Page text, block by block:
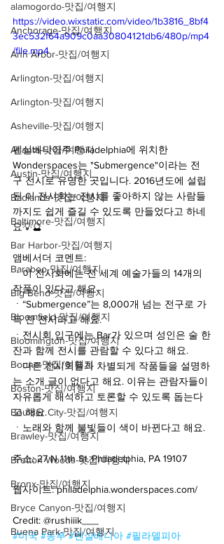
alamogordo-맛집/여행지
Anchorage-맛집/여행지
Ann Arbor-맛집/여행지
Arlington-맛집/여행지
Arlington-맛집/여행지
Asheville-맛집/여행지
Atlanta-맛집/여행지
Austin-맛집/여행지
Badlands-맛집/여행지
Baltimore-맛집/여행지
Bar Harbor-맛집/여행지
Baraboo-맛집/여행지
Big Bend-맛집/여행지
Bloomfield-맛집/여행지
Bloomington-맛집/여행지
Boone-맛집/여행지
Boston-맛집/여행지
Boulder City-맛집/여행지
Brawley-맛집/여행지
Bretton Woods-맛집/여행지
Bronx-맛집/여행지
Bryce Canyon-맛집/여행지
Buena Park-맛집/여행지
https://video.wixstatic.com/video/1b3816_8bf4
3ec532f64a909c0aa30804121db6/480p/mp4
/file.mp4
펜실베니아주 Philadelphia에 위치한
Wonderspaces는 "Submergence"이라는 전
구 전시로 유명한 곳입니다. 2016년도에 설립
된 이 전시회는 전시를 좋아하지 않는 사람들
까지도 쉽게 즐길 수 있도록 만들었다고 하네
요💡🔮
앰베서더 코멘트:
ㆍ이 전시회에는 전 세계 예술가들의 14개의
작품이 있다고 해요.
ㆍ“Submergence”는 8,000개 넘는 전구로 가
득 찬 전시라고 해요.
ㆍ전시회 입구에는 Bar가 있으며 성인은 술 한
잔과 함께 전시를 관람할 수 있다고 해요.
ㆍ다른 전시회들과 차별되게 작품들을 설명하
는 소개 글이 없다고 해요. 이유는 관람자들이
자유롭게 해석하고 토론할 수 있도록 돕는다
고 해요.
ㆍ노래와 함께 불빛들이 색이 바뀐다고 해요.
주소: 27 N 11th St, Philadelphia, PA 19107
웹사이트: philadelphia.wonderspaces.com/
Credit: @rushiiik___
#미국 #동부 #펜실베니아 #필라델피아